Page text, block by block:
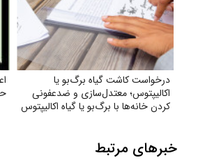
درخواست کاشت گیاه برگ‌بو یا
اکالیپتوس؛ معتدل‌سازی و ضدعفونی
کردن خانه‌ها با برگ‌بو یا گیاه اکالیپتوس
خبرهای مرتبط